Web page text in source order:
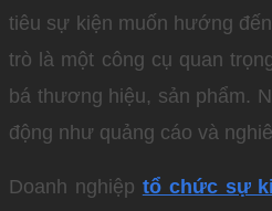
tiêu sự kiện muốn hướng
trò là một công cụ quan
bá thương hiệu, sản phẩm.
động như quảng cáo và
Doanh nghiệp tổ chức sự